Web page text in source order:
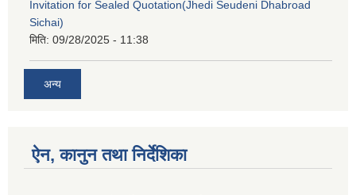
Invitation for Sealed Quotation(Jhedi Seudeni Dhabroad
Sichai)
मिति: 09/28/2025 - 11:38
अन्य
ऐन, कानुन तथा निर्देशिका